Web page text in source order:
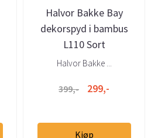
Halvor Bakke Bay
dekorspyd i bambus
L110 Sort
Halvor Bakke ...
399,- 299,-
Kjøp